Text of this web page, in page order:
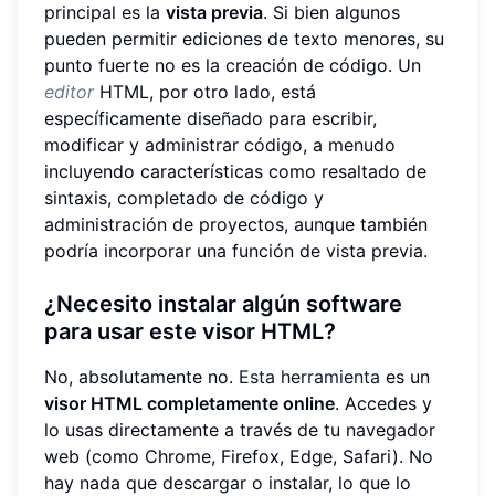
principal es la vista previa. Si bien algunos
pueden permitir ediciones de texto menores, su
punto fuerte no es la creación de código. Un
editorHTML, por otro lado, está
específicamente diseñado para escribir,
modificar y administrar código, a menudo
incluyendo características como resaltado de
sintaxis, completado de código y
administración de proyectos, aunque también
podría incorporar una función de vista previa.
¿Necesito instalar algún software
para usar este visor HTML?
No, absolutamente no. Esta herramienta es un
visor HTML completamente online. Accedes y
lo usas directamente a través de tu navegador
web (como Chrome, Firefox, Edge, Safari). No
hay nada que descargar o instalar, lo que lo